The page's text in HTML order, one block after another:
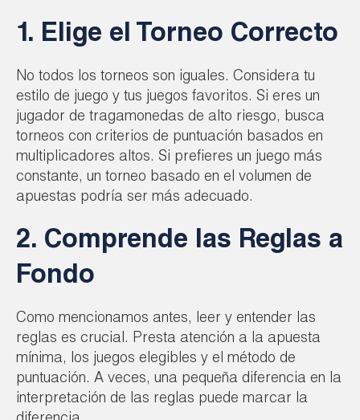
1. Elige el Torneo Correcto
No todos los torneos son iguales. Considera tu
estilo de juego y tus juegos favoritos. Si eres un
jugador de tragamonedas de alto riesgo, busca
torneos con criterios de puntuación basados en
multiplicadores altos. Si prefieres un juego más
constante, un torneo basado en el volumen de
apuestas podría ser más adecuado.
2. Comprende las Reglas a
Fondo
Como mencionamos antes, leer y entender las
reglas es crucial. Presta atención a la apuesta
mínima, los juegos elegibles y el método de
puntuación. A veces, una pequeña diferencia en la
interpretación de las reglas puede marcar la